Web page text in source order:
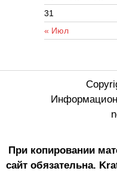
« Июл
31
При копировании
сайт обязательна.